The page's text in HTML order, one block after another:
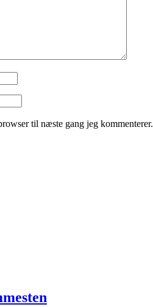
til næste gang jeg kommenterer.